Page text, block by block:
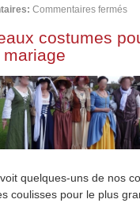
Commentaires fermés
costumes
mariage
voit quelques-uns de nos
coulisses pour le plus